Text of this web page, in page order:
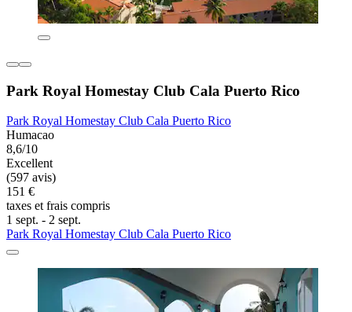
Park Royal Homestay Club Cala Puerto Rico
Park Royal Homestay Club Cala Puerto Rico
Humacao
8,6/10
Excellent
(597 avis)
151 €
taxes et frais compris
1 sept. - 2 sept.
Park Royal Homestay Club Cala Puerto Rico